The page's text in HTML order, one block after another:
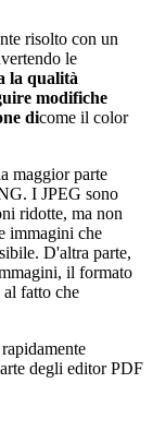
risolto con un
le
la qualità
modifiche
dicome il color
maggior parte
I JPEG sono
ridotte, ma non
immagini che
D'altra parte,
il formato
fatto che
degli editor PDF